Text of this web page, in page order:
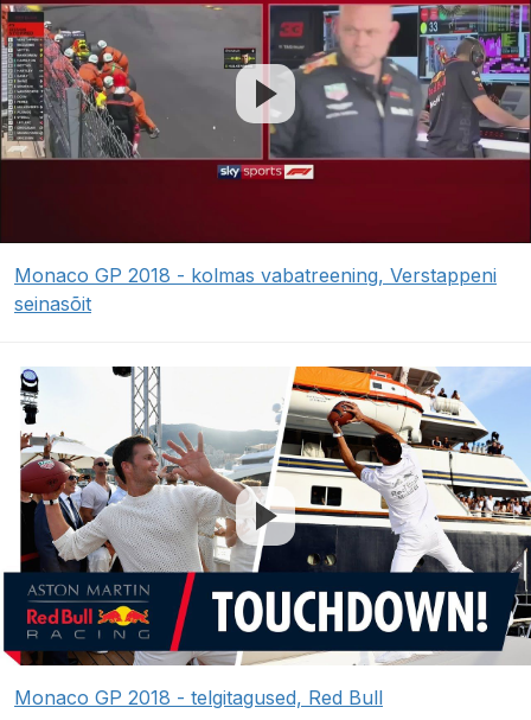
Monaco GP 2018 - kolmas vabatreening, Verstappeni
seinasõit
Monaco GP 2018 - telgitagused, Red Bull